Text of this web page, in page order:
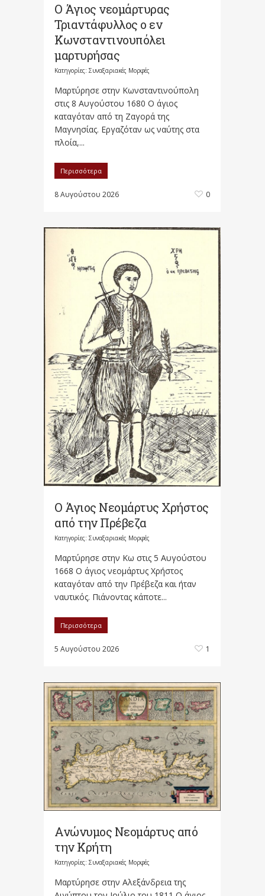
Ο Άγιος νεομάρτυρας
Τριαντάφυλλος ο εν
Κωνσταντινουπόλει
μαρτυρήσας
Κατηγορίες: Συναξαριακές Μορφές
Μαρτύρησε στην Κωνσταντινούπολη
στις 8 Αυγούστου 1680 Ο άγιος
καταγόταν από τη Ζαγορά της
Μαγνησίας. Εργαζόταν ως ναύτης στα
πλοία,...
Περισσότερα
8 Αυγούστου 2026 0
Ο Άγιος Νεομάρτυς Χρήστος
από την Πρέβεζα
Κατηγορίες: Συναξαριακές Μορφές
Μαρτύρησε στην Κω στις 5 Αυγούστου
1668 Ο άγιος νεομάρτυς Χρήστος
καταγόταν από την Πρέβεζα και ήταν
ναυτικός. Πιάνοντας κάποτε...
Περισσότερα
5 Αυγούστου 2026 1
Ανώνυμος Νεομάρτυς από
την Κρήτη
Κατηγορίες: Συναξαριακές Μορφές
Μαρτύρησε στην Αλεξάνδρεια της